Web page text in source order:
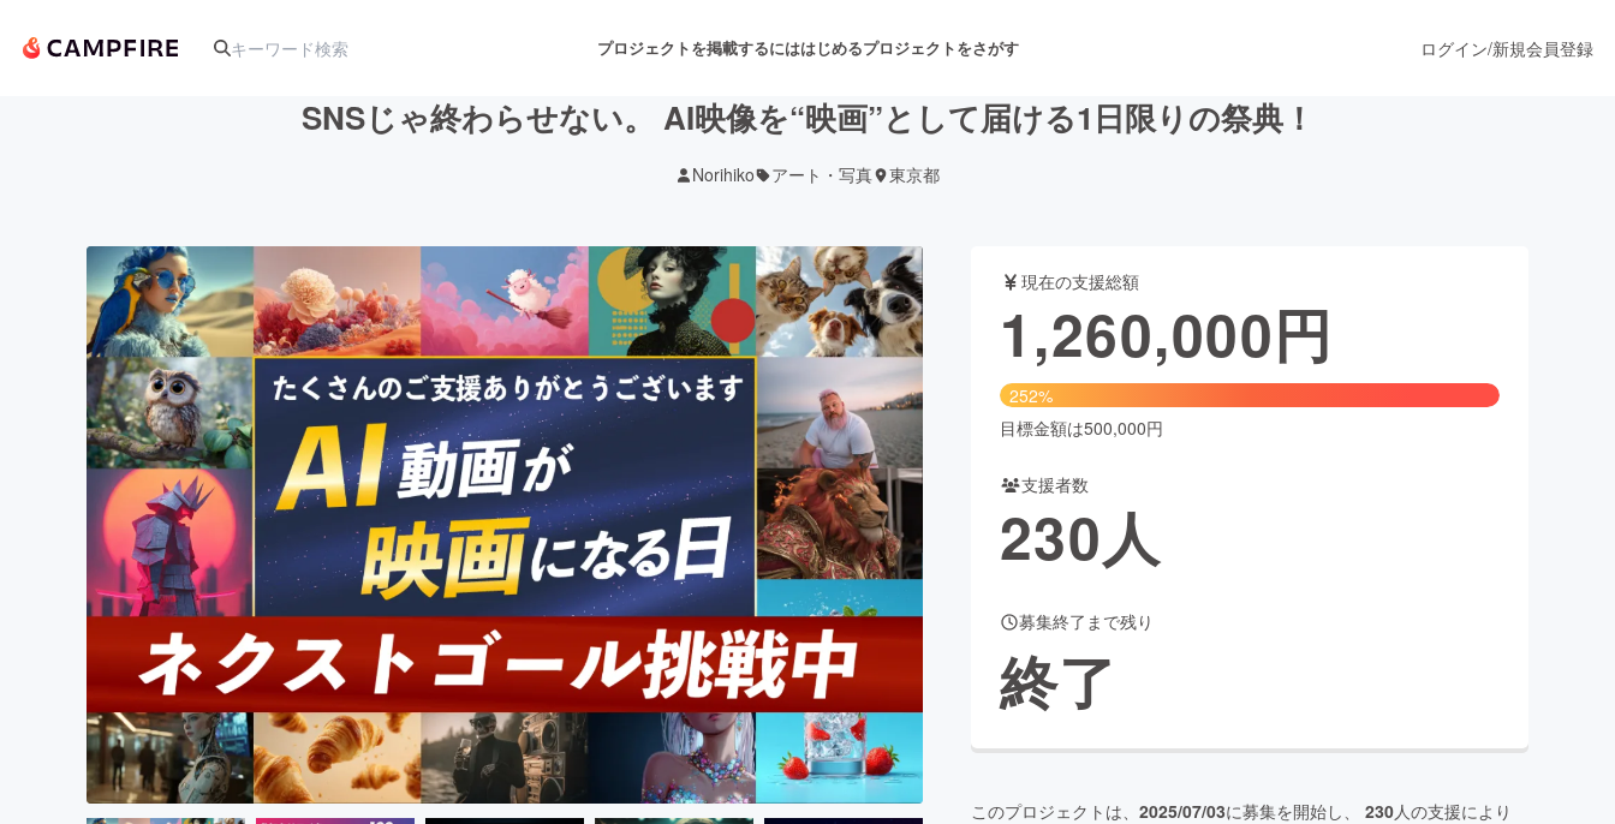
プロジェクトを掲載するにははじめるプロジェクトをさがす
アート・写真 音楽 舞台・パフォーマンス
テクノロジー・ガジェット ゲーム・サービス開発 フード・飲食店 ファッション
映像・映画 書籍・雑誌出版
ビジネス・起業 チャレンジ ビューティー・ヘルスケア
まちづくり・地域活性化
CAMPFIRE for Social Good CAMPFIRE Creation
CAMPFIREふるさと納税machi-ya
ログイン/新規会員登録
SNSじゃ終わらせない。 AI映像を“映画”として届ける1日限りの祭典！
Norihiko アート・写真 東京都
現在の支援総額
1,260,000円
252%
目標金額は500,000円
支援者数
230人
募集終了まで残り
終了
このプロジェクトは、 2025/07/03に募集を開始し、 230人の支援により